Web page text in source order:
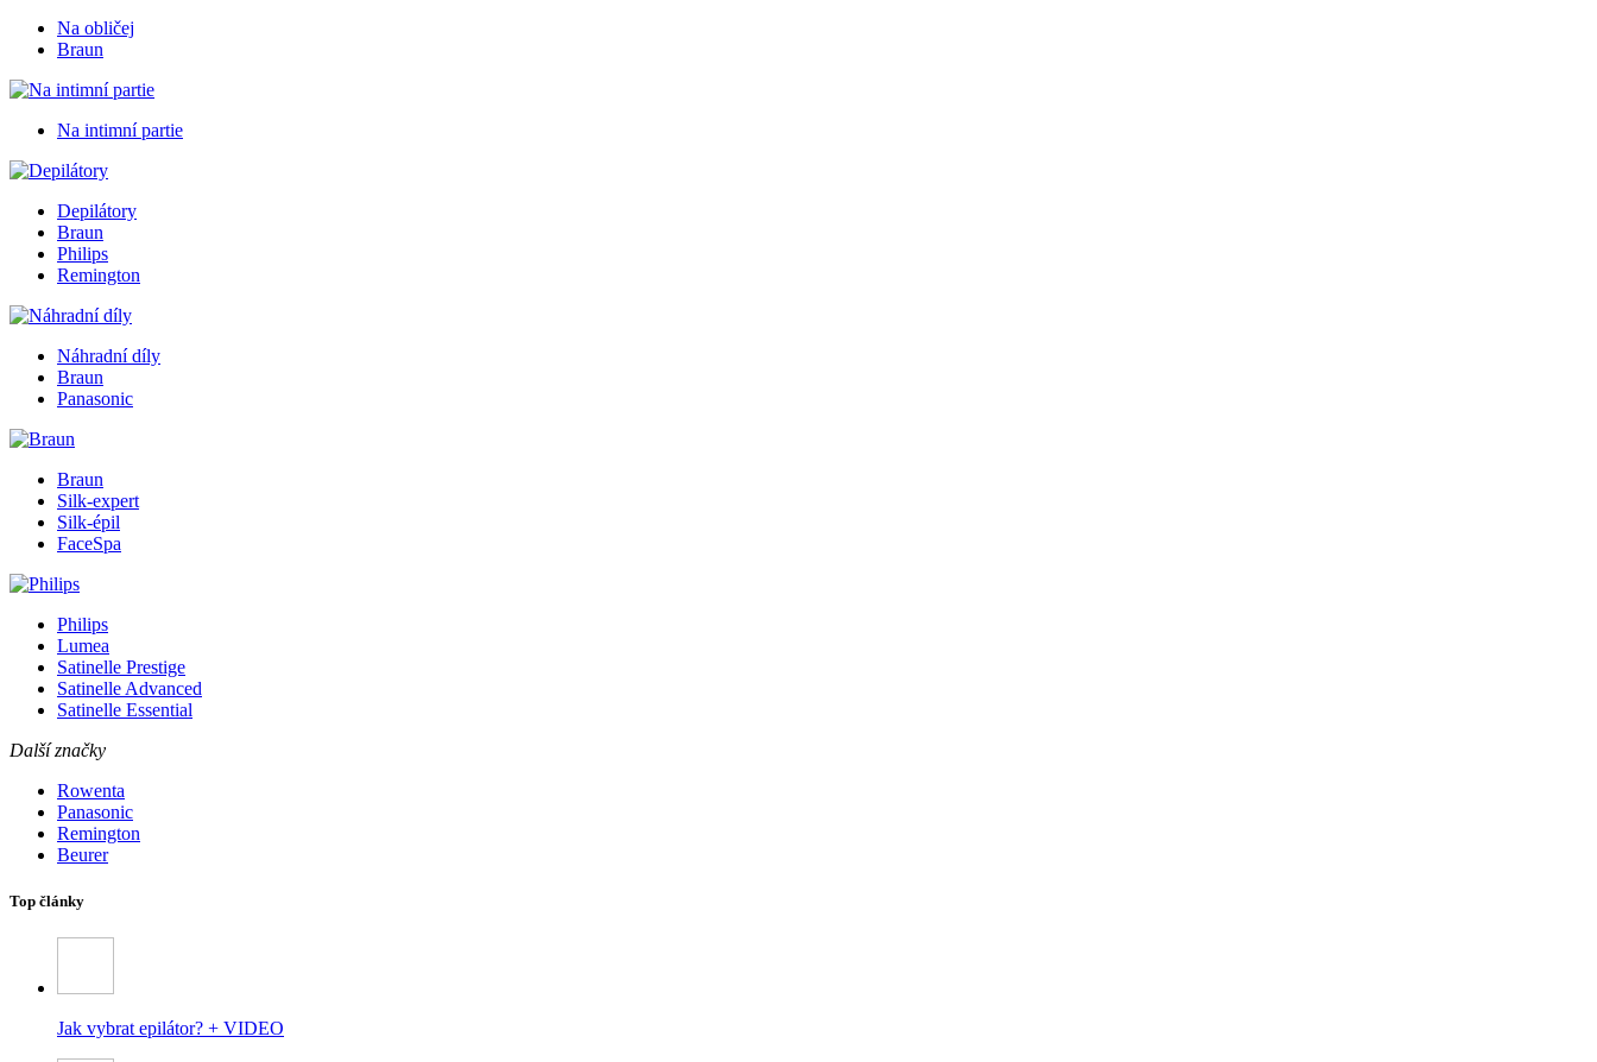
Na obličej
Braun
Na intimní partie
Depilátory
Braun
Philips
Remington
Náhradní díly
Braun
Panasonic
Braun
Silk-expert
Silk-épil
FaceSpa
Philips
Lumea
Satinelle Prestige
Satinelle Advanced
Satinelle Essential
Další značky
Rowenta
Panasonic
Remington
Beurer
Top články
Jak vybrat epilátor? + VIDEO